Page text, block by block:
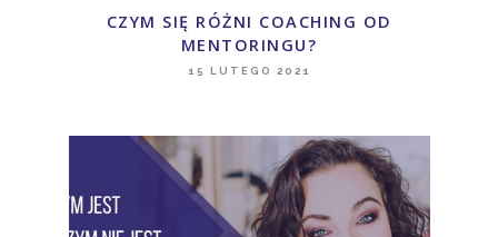
CZYM SIĘ RÓŻNI COACHING OD
MENTORINGU?
15 LUTEGO 2021